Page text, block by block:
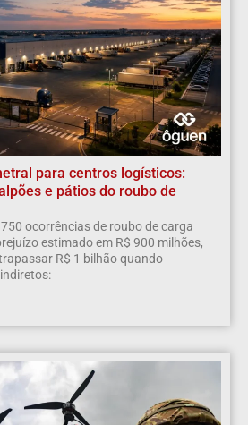
para centros logísticos:
e pátios do roubo de
ocorrências de roubo de carga
estimado em R$ 900 milhões,
R$ 1 bilhão quando